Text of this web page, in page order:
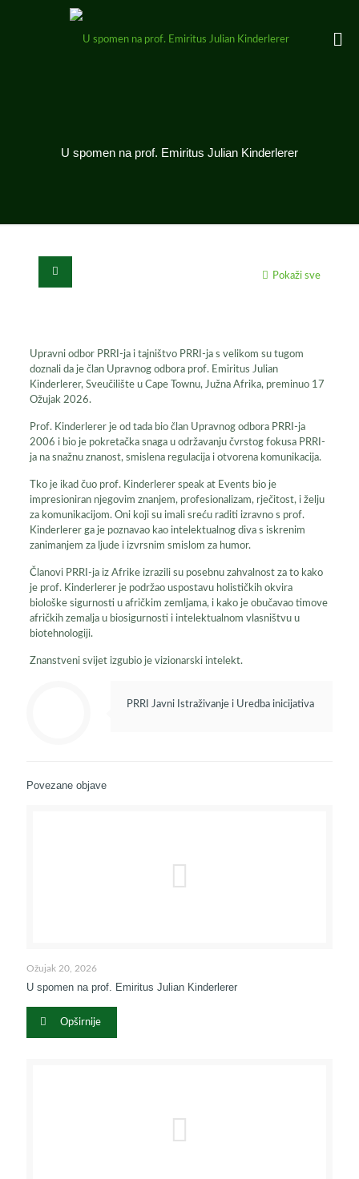
U spomen na prof. Emiritus Julian Kinderlerer
Pokaži sve
Upravni odbor PRRI-ja i tajništvo PRRI-ja s velikom su tugom
doznali da je član Upravnog odbora prof. Emiritus Julian
Kinderlerer, Sveučilište u Cape Townu, Južna Afrika, preminuo 17
Ožujak 2026.
Prof. Kinderlerer je od tada bio član Upravnog odbora PRRI-ja
2006 i bio je pokretačka snaga u održavanju čvrstog fokusa PRRI-
ja na snažnu znanost, smislena regulacija i otvorena komunikacija.
Tko je ikad čuo prof. Kinderlerer speak at Events bio je
impresioniran njegovim znanjem, profesionalizam, rječitost, i želju
za komunikacijom. Oni koji su imali sreću raditi izravno s prof.
Kinderlerer ga je poznavao kao intelektualnog diva s iskrenim
zanimanjem za ljude i izvrsnim smislom za humor.
Članovi PRRI-ja iz Afrike izrazili su posebnu zahvalnost za to kako
je prof. Kinderlerer je podržao uspostavu holističkih okvira
biološke sigurnosti u afričkim zemljama, i kako je obučavao timove
afričkih zemalja u biosigurnosti i intelektualnom vlasništvu u
biotehnologiji.
Znanstveni svijet izgubio je vizionarski intelekt.
PRRI Javni Istraživanje i Uredba inicijativa
Povezane objave
Ožujak 20, 2026
U spomen na prof. Emiritus Julian Kinderlerer
Opširnije